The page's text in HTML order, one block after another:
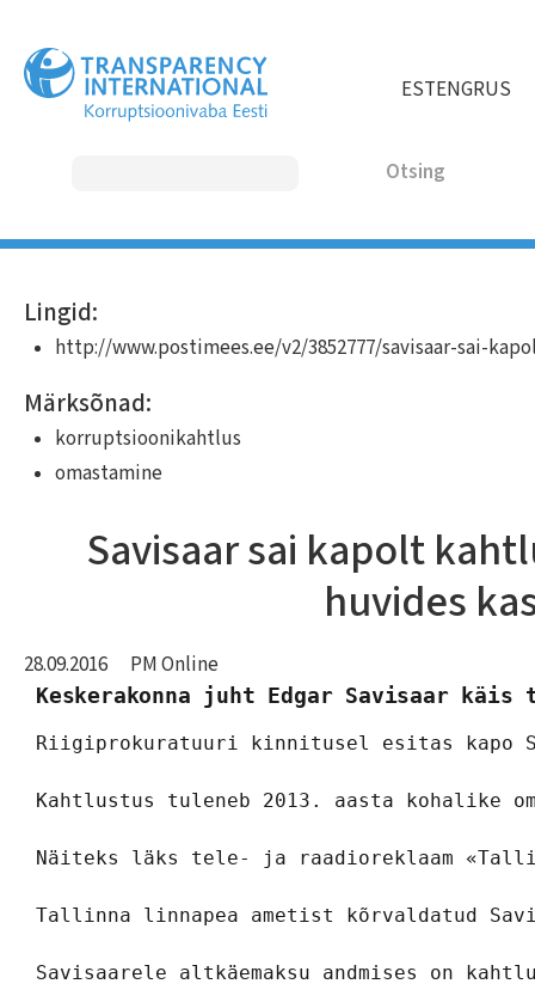
edasi
põhisisu
juurde
ESTENGRUS
MAIN
NAVIGATION
Savisaar sai kapolt
huvides
28.09.2016 PM Online
Keskerakonna juht Edgar Savisaar
Riigiprokuratuuri kinnitusel esitas kapo
Kahtlustus tuleneb 2013. aasta kohalike
Näiteks läks tele- ja raadioreklaam
Tallinna linnapea ametist kõrvaldatud
Savisaarele altkäemaksu andmises on
Lingid:
http://www.postimees.ee/v2/3852777/savisaar-sai-
Märksõnad:
korruptsioonikahtlus
omastamine